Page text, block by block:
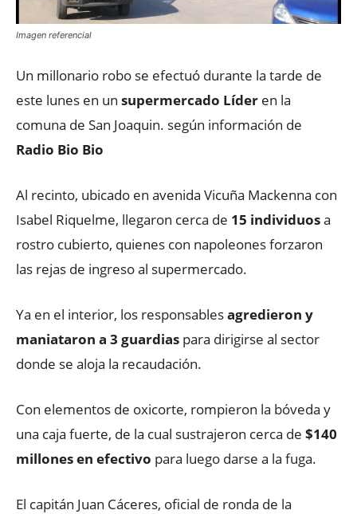
Imagen referencial
Un millonario robo se efectuó durante la tarde de
este lunes en un supermercado Líder en la
comuna de San Joaquin. según información de
Radio Bio Bio
Al recinto, ubicado en avenida Vicuña Mackenna con
Isabel Riquelme, llegaron cerca de 15 individuosa
rostro cubierto, quienes con napoleones forzaron
las rejas de ingreso al supermercado.
Ya en el interior, los responsablesagredieron y
maniataron a 3 guardias para dirigirse al sector
donde se aloja la recaudación.
Con elementos de oxicorte, rompieron la bóveda y
una caja fuerte, de la cual sustrajeron cerca de $140
millones en efectivo para luego darse a la fuga.
El capitán Juan Cáceres, oficial de ronda de la